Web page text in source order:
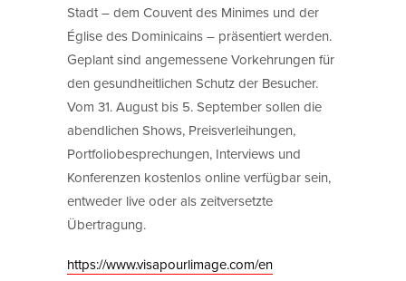
Stadt – dem Couvent des Minimes und der
Église des Dominicains – präsentiert werden.
Geplant sind angemessene Vorkehrungen für
den gesundheitlichen Schutz der Besucher.
Vom 31. August bis 5. September sollen die
abendlichen Shows, Preisverleihungen,
Portfoliobesprechungen, Interviews und
Konferenzen kostenlos online verfügbar sein,
entweder live oder als zeitversetzte
Übertragung.
https://www.visapourlimage.com/en